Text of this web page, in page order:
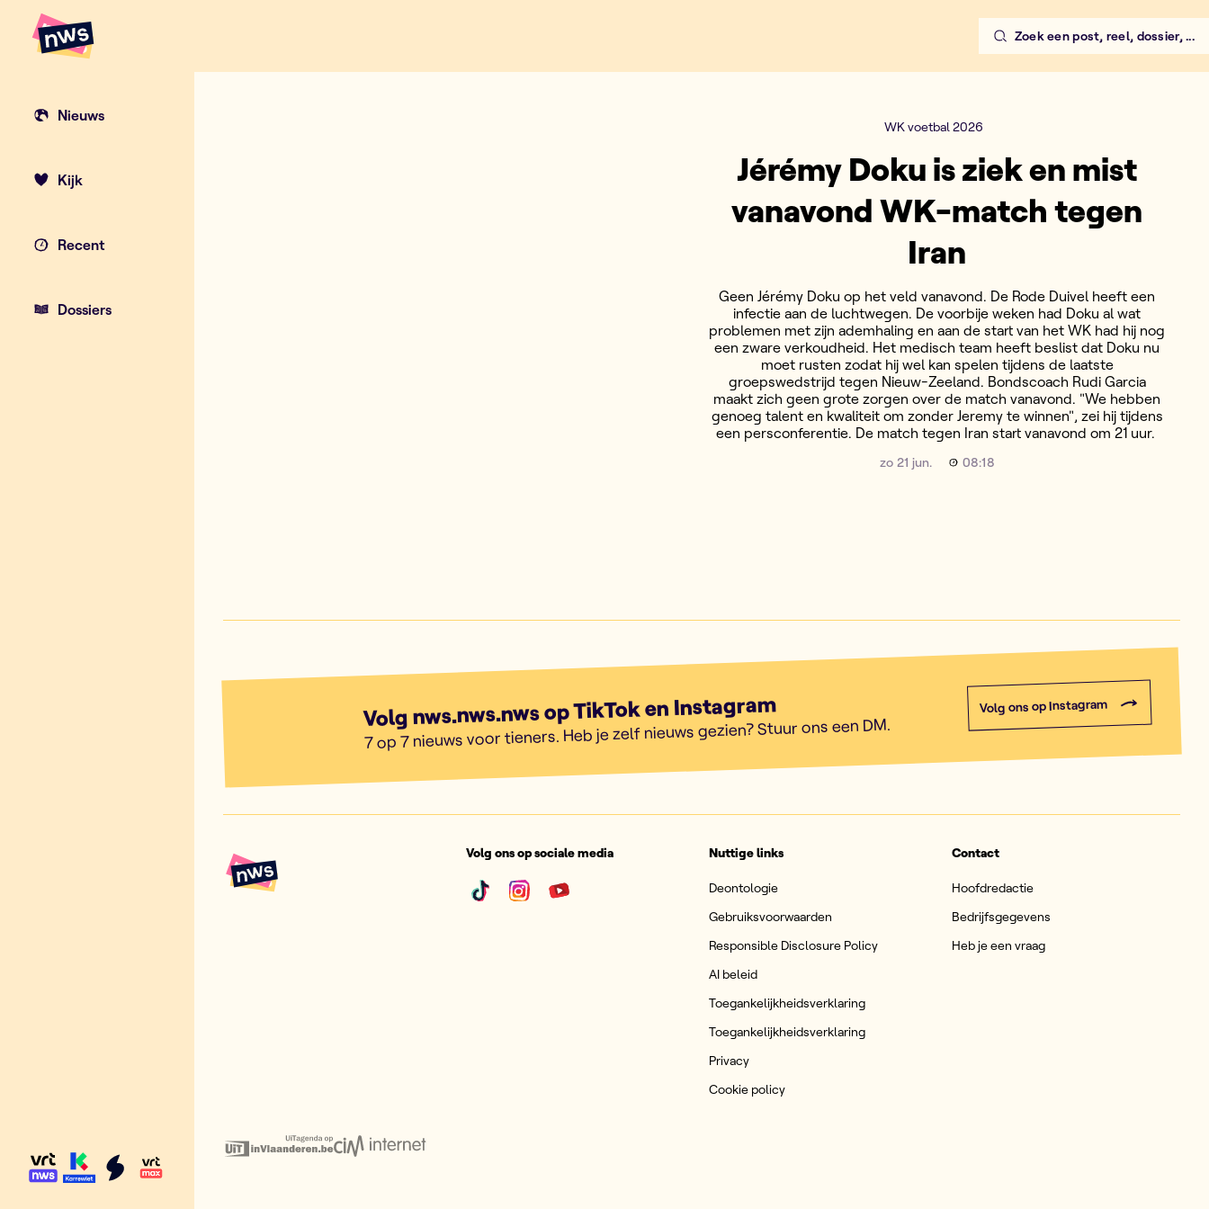
Zoek een post, reel, dossier, ...
Nieuws
Kijk
Recent
Dossiers
WK voetbal 2026
Jérémy Doku is ziek en mist
vanavond WK-match tegen
Iran
Geen Jérémy Doku op het veld vanavond. De Rode Duivel heeft een
infectie aan de luchtwegen. De voorbije weken had Doku al wat
problemen met zijn ademhaling en aan de start van het WK had hij nog
een zware verkoudheid. Het medisch team heeft beslist dat Doku nu
moet rusten zodat hij wel kan spelen tijdens de laatste
groepswedstrijd tegen Nieuw-Zeeland. Bondscoach Rudi Garcia
maakt zich geen grote zorgen over de match vanavond. "We hebben
genoeg talent en kwaliteit om zonder Jeremy te winnen", zei hij tijdens
een persconferentie. De match tegen Iran start vanavond om 21 uur.
zo 21 jun. 08:18
Volg nws.nws.nws op TikTok en Instagram
7 op 7 nieuws voor tieners. Heb je zelf nieuws gezien? Stuur ons een DM.
Volg ons op Instagram
Volg ons op sociale media Nuttige links
Deontologie
Gebruiksvoorwaarden
Responsible Disclosure Policy
AI beleid
Toegankelijkheidsverklaring
Toegankelijkheidsverklaring
Privacy
Cookie policy
Contact
Hoofdredactie
Bedrijfsgegevens
Heb je een vraag